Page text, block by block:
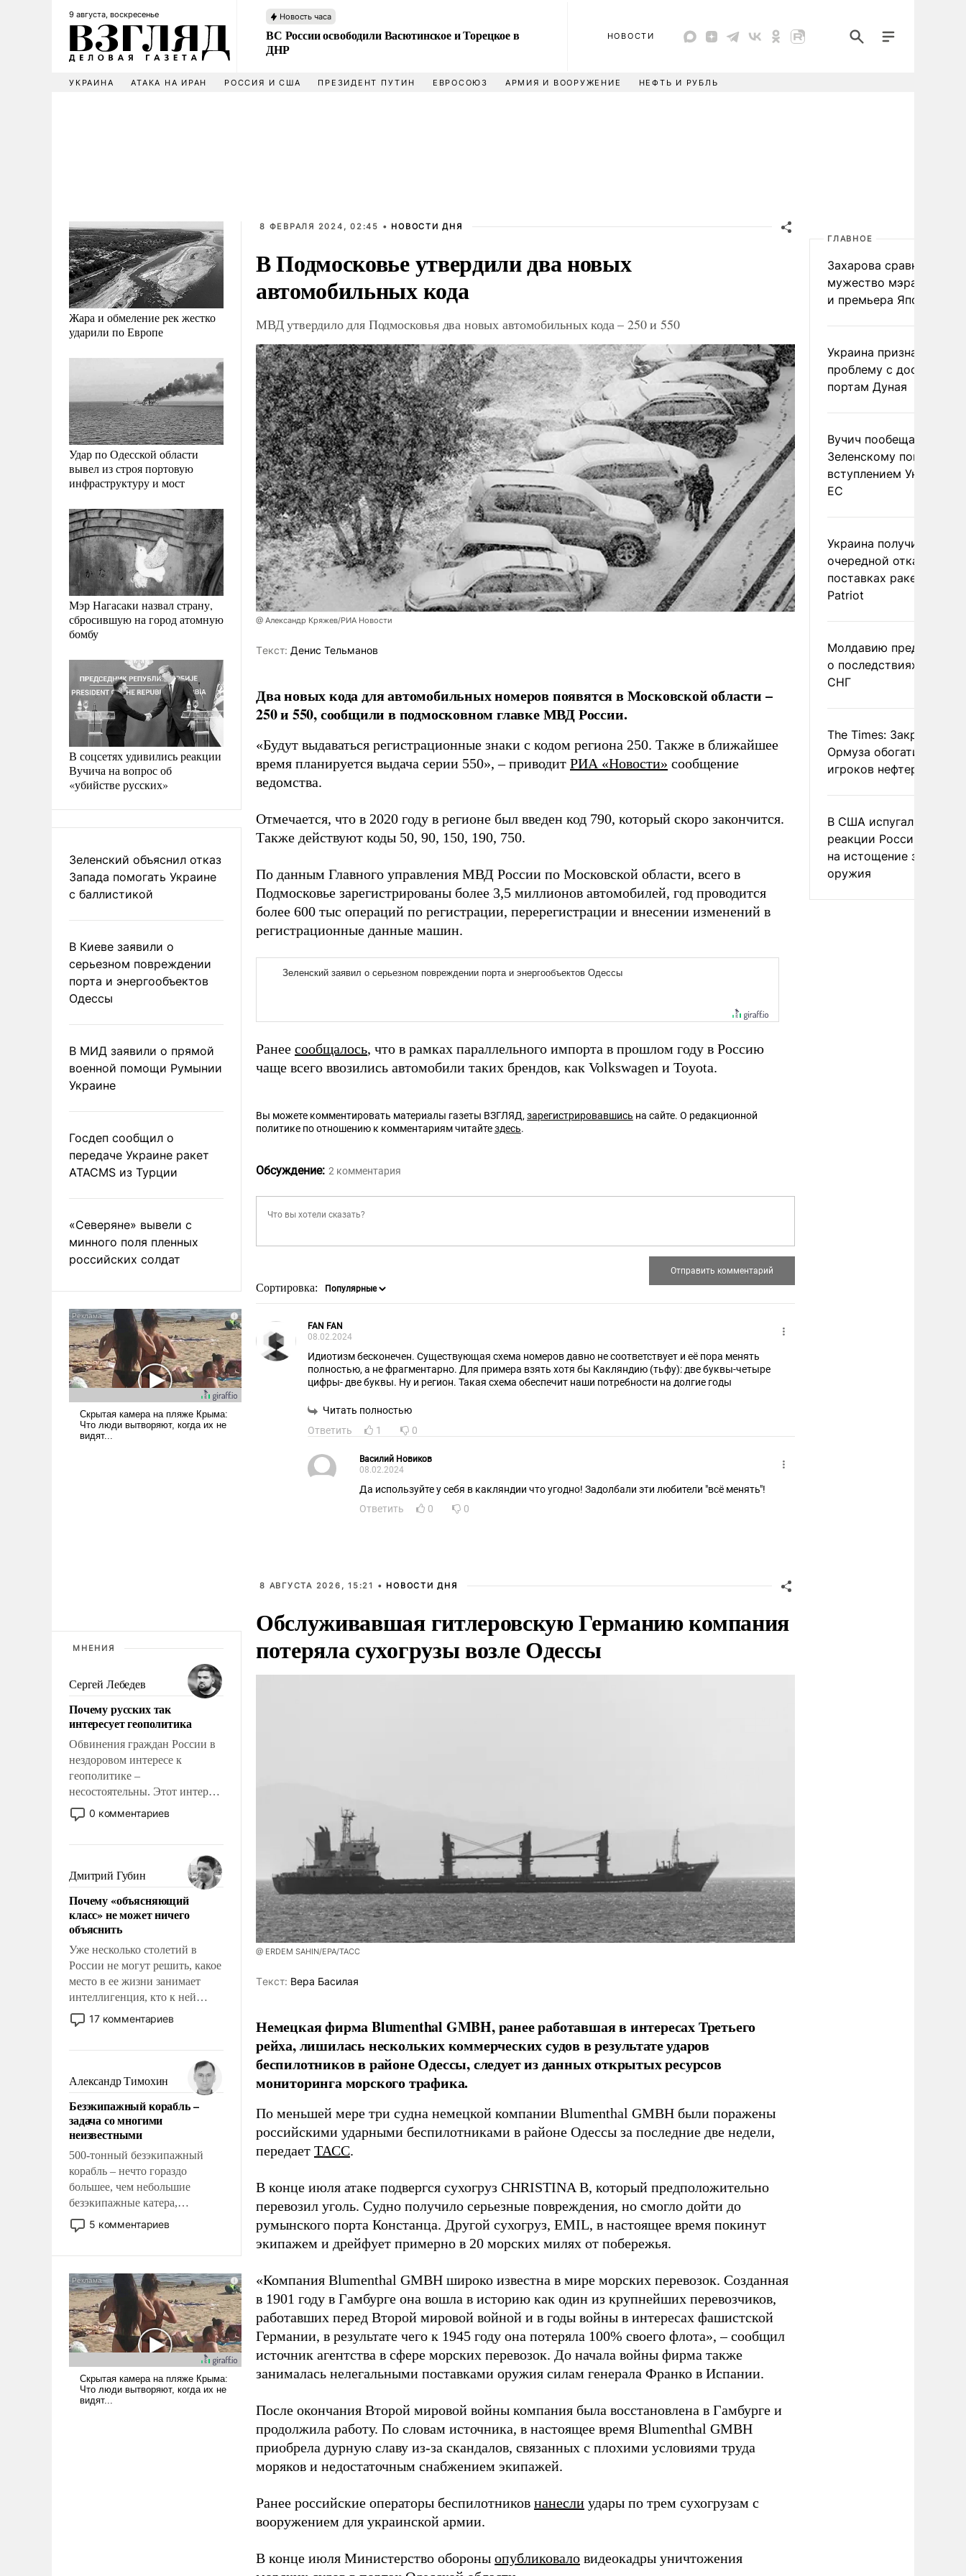
9 августа, воскресенье Новость часа
ВС России освободили Васютинское и Торецкое в
ДНР
НОВОСТИ
УКРАИНА АТАКА НА ИРАН РОССИЯ И США ПРЕЗИДЕНТ ПУТИН ЕВРОСОЮЗ АРМИЯ И ВООРУЖЕНИЕ НЕФТЬ И РУБЛЬ
Жара и обмеление рек жестко
ударили по Европе
Удар по Одесской области
вывел из строя портовую
инфраструктуру и мост
Мэр Нагасаки назвал страну,
сбросившую на город атомную
бомбу
В соцсетях удивились реакции
Вучича на вопрос об
«убийстве русских»
Зеленский объяснил отказ
Запада помогать Украине
с баллистикой
В Киеве заявили о
серьезном повреждении
порта и энергообъектов
Одессы
В МИД заявили о прямой
военной помощи Румынии
Украине
Госдеп сообщил о
передаче Украине ракет
ATACMS из Турции
«Северяне» вывели с
минного поля пленных
российских солдат
МНЕНИЯ
Сергей Лебедев
Почему русских так
интересует геополитика
Обвинения граждан России в
нездоровом интересе к
геополитике –
несостоятельны. Этот интерес
рационален и прагматичен. Он
обусловлен тысячелетним
фундаментальным знанием,
что мировая политика имеет
свойство заявляться на порог
нашего дома.
0 комментариев
Дмитрий Губин
Почему «объясняющий
класс» не может ничего
объяснить
Уже несколько столетий в
России не могут решить, какое
место в ее жизни занимает
интеллигенция, кто к ней
принадлежит, а кого из нее
исключили с правом
чем она отличается от просто
образованных людей. Иногда
казалось, что эти вопросы
решены раз и навсегда, но –
нет, не решены.
17 комментариев
Александр Тимохин
Безэкипажный корабль –
задача со многими
неизвестными
500-тонный безэкипажный
корабль – нечто гораздо
большее, чем небольшие
безэкипажные катера,
применение которых уже
стало обыденностью. Задача по
и ее реализация радикально
поднимет наши боевые
возможности.
5 комментариев
8 ФЕВРАЛЯ 2024, 02:45 • НОВОСТИ ДНЯ
В Подмосковье утвердили два новых
автомобильных кода
МВД утвердило для Подмосковья два новых автомобильных кода – 250 и 550
@ Александр Кряжев/РИА Новости
Tекст: Денис Тельманов
Два новых кода для автомобильных номеров появятся в Московской области –
250 и 550, сообщили в подмосковном главке МВД России.
«Будут выдаваться регистрационные знаки с кодом региона 250. Также в ближайшее
время планируется выдача серии 550», – приводит РИА «Новости» сообщение
ведомства.
Отмечается, что в 2020 году в регионе был введен код 790, который скоро закончится.
Также действуют коды 50, 90, 150, 190, 750.
По данным Главного управления МВД России по Московской области, всего в
Подмосковье зарегистрированы более 3,5 миллионов автомобилей, год проводится
более 600 тыс операций по регистрации, перерегистрации и внесении изменений в
регистрационные данные машин.
Ранее сообщалось, что в рамках параллельного импорта в прошлом году в Россию
чаще всего ввозились автомобили таких брендов, как Volkswagen и Toyota.
Вы можете комментировать материалы газеты ВЗГЛЯД,зарегистрировавшись на сайте. О редакционной
политике по отношению к комментариям читайтездесь.
Обсуждение: 2 комментария
Сортировка:
FAN FAN
08.02.2024
Идиотизм бесконечен. Существующая схема номеров давно не соответствует и её пора менять
полностью, а не фрагментарно. Для примера взять хотя бы Какляндию (тьфу): две буквы-четыре
цифры- две буквы. Ну и регион. Такая схема обеспечит наши потребности на долгие годы
Читать полностью
Ответить
1 0
Василий Новиков
08.02.2024
Да используйте у себя в какляндии что угодно! Задолбали эти любители "всё менять"!
Ответить
0 0
8 АВГУСТА 2026, 15:21 • НОВОСТИ ДНЯ
Обслуживавшая гитлеровскую Германию компания
потеряла сухогрузы возле Одессы
@ ERDEM SAHIN/EPA/ТАСС
Tекст: Вера Басилая
Немецкая фирма Blumenthal GMBH, ранее работавшая в интересах Третьего
рейха, лишилась нескольких коммерческих судов в результате ударов
беспилотников в районе Одессы, следует из данных открытых ресурсов
мониторинга морского трафика.
По меньшей мере три судна немецкой компании Blumenthal GMBH были поражены
российскими ударными беспилотниками в районе Одессы за последние две недели,
передает ТАСС.
В конце июля атаке подвергся сухогруз CHRISTINA B, который предположительно
перевозил уголь. Судно получило серьезные повреждения, но смогло дойти до
румынского порта Констанца. Другой сухогруз, EMIL, в настоящее время покинут
экипажем и дрейфует примерно в 20 морских милях от побережья.
«Компания Blumenthal GMBH широко известна в мире морских перевозок. Созданная
в 1901 году в Гамбурге она вошла в историю как один из крупнейших перевозчиков,
работавших перед Второй мировой войной и в годы войны в интересах фашистской
Германии, в результате чего к 1945 году она потеряла 100% своего флота», – сообщил
источник агентства в сфере морских перевозок. До начала войны фирма также
занималась нелегальными поставками оружия силам генерала Франко в Испании.
После окончания Второй мировой войны компания была восстановлена в Гамбурге и
продолжила работу. По словам источника, в настоящее время Blumenthal GMBH
приобрела дурную славу из-за скандалов, связанных с плохими условиями труда
моряков и недостаточным снабжением экипажей.
Ранее российские операторы беспилотников нанесли удары по трем сухогрузам с
вооружением для украинской армии.
В конце июля Министерство обороны опубликовало видеокадры уничтожения
ГЛАВНОЕ
Захарова сравнила
мужество мэра
и премьера Японии
Украина признала
проблему с доступом к
портам Дуная
Вучич пообещал
Зеленскому помочь со
вступлением Украины в
ЕС
Украина получила
очередной отказ в
поставках ракет для
Patriot
Молдавию
о последствиях выхода
СНГ
The Times: Закрытие
Ормуза обогатило
игроков нефтерынка
В США испугались
реакции России и
на истощение запасов
оружия